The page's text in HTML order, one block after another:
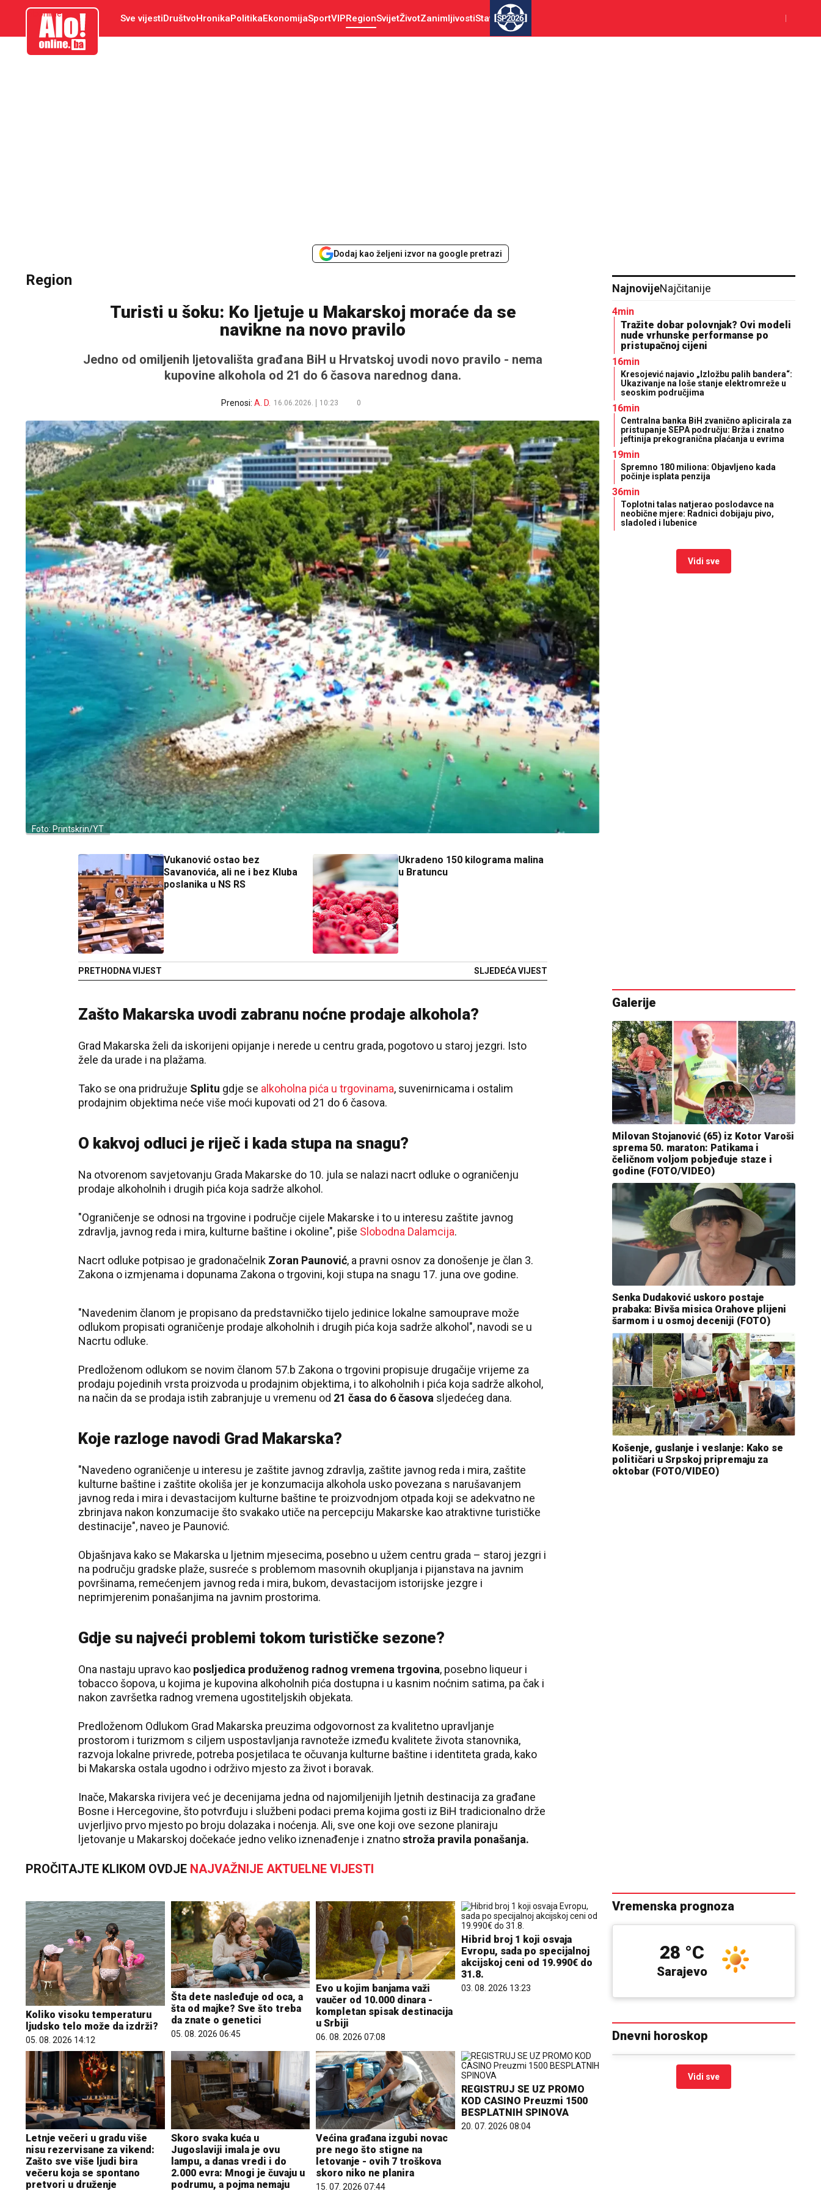
aloonline.ba Sve vijestiDruštvoHronikaPolitikaEkonomijaSportVIPRegionSvijetŽivotZanimljivostiStav SP2026
Dodaj kao željeni izvor na google pretrazi
Region
Turisti u šoku: Ko ljetuje u Makarskoj moraće da se
navikne na novo pravilo
Jedno od omiljenih ljetovališta građana BiH u Hrvatskoj uvodi novo pravilo - nema
kupovine alkohola od 21 do 6 časova narednog dana.
Prenosi: A. D. 16.06.2026. 10:23 0
Foto: Printskrin/YT
Vukanović ostao bez
Savanovića, ali ne i bez Kluba
poslanika u NS RS
PRETHODNA VIJEST
Ukradeno 150 kilograma malina
u Bratuncu
SLJEDEĆA VIJEST
Zašto Makarska uvodi zabranu noćne prodaje alkohola?
Grad Makarska želi da iskorijeni opijanje i nerede u centru grada, pogotovo u staroj jezgri. Isto
žele da urade i na plažama.
Tako se ona pridružuje Splitu gdje se alkoholna pića u trgovinama, suvenirnicama i ostalim
prodajnim objektima neće više moći kupovati od 21 do 6 časova.
O kakvoj odluci je riječ i kada stupa na snagu?
Na otvorenom savjetovanju Grada Makarske do 10. jula se nalazi nacrt odluke o ograničenju
prodaje alkoholnih i drugih pića koja sadrže alkohol.
"Ograničenje se odnosi na trgovine i područje cijele Makarske i to u interesu zaštite javnog
zdravlja, javnog reda i mira, kulturne baštine i okoline", piše Slobodna Dalamcija.
Nacrt odluke potpisao je gradonačelnik Zoran Paunović, a pravni osnov za donošenje je član 3.
Zakona o izmjenama i dopunama Zakona o trgovini, koji stupa na snagu 17. juna ove godine.
"Navedenim članom je propisano da predstavničko tijelo jedinice lokalne samouprave može
odlukom propisati ograničenje prodaje alkoholnih i drugih pića koja sadrže alkohol", navodi se u
Nacrtu odluke.
Predloženom odlukom se novim članom 57.b Zakona o trgovini propisuje drugačije vrijeme za
prodaju pojedinih vrsta proizvoda u prodajnim objektima, i to alkoholnih i pića koja sadrže alkohol,
na način da se prodaja istih zabranjuje u vremenu od 21 časa do 6 časova sljedećeg dana.
Koje razloge navodi Grad Makarska?
"Navedeno ograničenje u interesu je zaštite javnog zdravlja, zaštite javnog reda i mira, zaštite
kulturne baštine i zaštite okoliša jer je konzumacija alkohola usko povezana s narušavanjem
javnog reda i mira i devastacijom kulturne baštine te proizvodnjom otpada koji se adekvatno ne
zbrinjava nakon konzumacije što svakako utiče na percepciju Makarske kao atraktivne turističke
destinacije", naveo je Paunović.
Objašnjava kako se Makarska u ljetnim mjesecima, posebno u užem centru grada – staroj jezgri i
na području gradske plaže, susreće s problemom masovnih okupljanja i pijanstava na javnim
površinama, remećenjem javnog reda i mira, bukom, devastacijom istorijske jezgre i
neprimjerenim ponašanjima na javnim prostorima.
Gdje su najveći problemi tokom turističke sezone?
Ona nastaju upravo kao posljedica produženog radnog vremena trgovina, posebno liqueur i
tobacco šopova, u kojima je kupovina alkoholnih pića dostupna i u kasnim noćnim satima, pa čak i
nakon završetka radnog vremena ugostiteljskih objekata.
Predloženom Odlukom Grad Makarska preuzima odgovornost za kvalitetno upravljanje
prostorom i turizmom s ciljem uspostavljanja ravnoteže između kvalitete života stanovnika,
razvoja lokalne privrede, potreba posjetilaca te očuvanja kulturne baštine i identiteta grada, kako
bi Makarska ostala ugodno i održivo mjesto za život i boravak.
Inače, Makarska rivijera već je decenijama jedna od najomiljenijih ljetnih destinacija za građane
Bosne i Hercegovine, što potvrđuju i službeni podaci prema kojima gosti iz BiH tradicionalno drže
uvjerljivo prvo mjesto po broju dolazaka i noćenja. Ali, sve one koji ove sezone planiraju
ljetovanje u Makarskoj dočekaće jedno veliko iznenađenje i znatnostroža pravila ponašanja.
PROČITAJTE KLIKOM OVDJE NAJVAŽNIJE AKTUELNE VIJESTI
Koliko visoku temperaturu
ljudsko telo može da izdrži?
05. 08. 2026 14:12
Šta dete nasleđuje od oca, a
šta od majke? Sve što treba
da znate o genetici
05. 08. 2026 06:45
Evo u kojim banjama važi
vaučer od 10.000 dinara -
kompletan spisak destinacija
u Srbiji
06. 08. 2026 07:08
Hibrid broj 1 koji osvaja
Evropu, sada po specijalnoj
akcijskoj ceni od 19.990€ do
31.8.
03. 08. 2026 13:23
Letnje večeri u gradu više
nisu rezervisane za vikend:
Zašto sve više ljudi bira
večeru koja se spontano
pretvori u druženje
Skoro svaka kuća u
Jugoslaviji imala je ovu
lampu, a danas vredi i do
2.000 evra: Mnogi je čuvaju u
podrumu, a pojma nemaju
Većina građana izgubi novac
pre nego što stigne na
letovanje - ovih 7 troškova
skoro niko ne planira
15. 07. 2026 07:44
REGISTRUJ SE UZ PROMO
KOD CASINO Preuzmi 1500
BESPLATNIH SPINOVA
20. 07. 2026 08:04
NajnovijeNajčitanije
4min
Tražite dobar polovnjak? Ovi modeli
nude vrhunske performanse po
pristupačnoj cijeni
16min
Kresojević najavio „Izložbu palih bandera“:
Ukazivanje na loše stanje elektromreže u
seoskim područjima
16min
Centralna banka BiH zvanično aplicirala za
pristupanje SEPA području: Brža i znatno
jeftinija prekogranična plaćanja u evrima
19min
Spremno 180 miliona: Objavljeno kada
počinje isplata penzija
36min
Toplotni talas natjerao poslodavce na
neobične mjere: Radnici dobijaju pivo,
sladoled i lubenice
Vidi sve
Galerije
Milovan Stojanović (65) iz Kotor Varoši
sprema 50. maraton: Patikama i
čeličnom voljom pobjeđuje staze i
godine (FOTO/VIDEO)
Senka Dudaković uskoro postaje
prabaka: Bivša misica Orahove plijeni
šarmom i u osmoj deceniji (FOTO)
Košenje, guslanje i veslanje: Kako se
političari u Srpskoj pripremaju za
oktobar (FOTO/VIDEO)
Vremenska prognoza
Pale
26 °C
Sarajevo
28 °C
Dnevni horoskop
Vidi sve